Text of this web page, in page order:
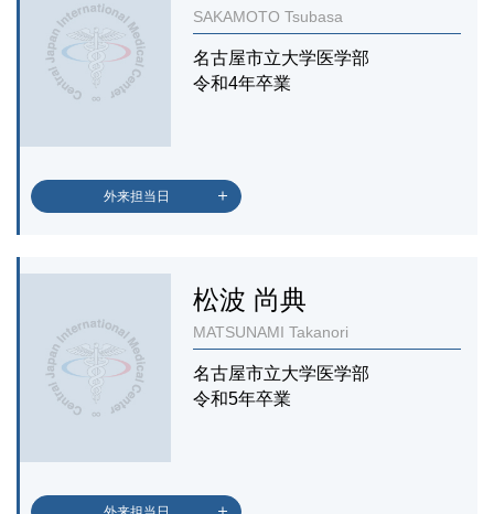
SAKAMOTO Tsubasa
名古屋市立大学医学部
令和4年卒業
外来担当日
松波 尚典
MATSUNAMI Takanori
名古屋市立大学医学部
令和5年卒業